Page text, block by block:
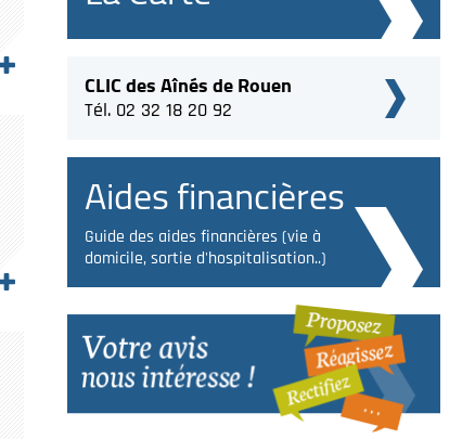
CLIC des Aînés de Rouen
Tél. 02 32 18 20 92
Aides financières
Guide des aides financières (vie à
domicile, sortie d'hospitalisation..)